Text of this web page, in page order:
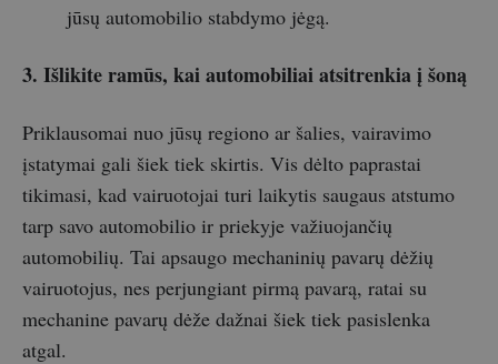
jūsų automobilio stabdymo jėgą.
3. Išlikite ramūs, kai automobiliai atsitrenkia į šoną
Priklausomai nuo jūsų regiono ar šalies, vairavimo
įstatymai gali šiek tiek skirtis. Vis dėlto paprastai
tikimasi, kad vairuotojai turi laikytis saugaus atstumo
tarp savo automobilio ir priekyje važiuojančių
automobilių. Tai apsaugo mechaninių pavarų dėžių
vairuotojus, nes perjungiant pirmą pavarą, ratai su
mechanine pavarų dėže dažnai šiek tiek pasislenka
atgal.